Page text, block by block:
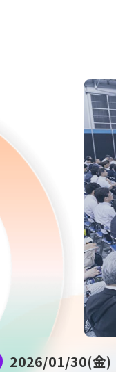
2026/01/30(金)